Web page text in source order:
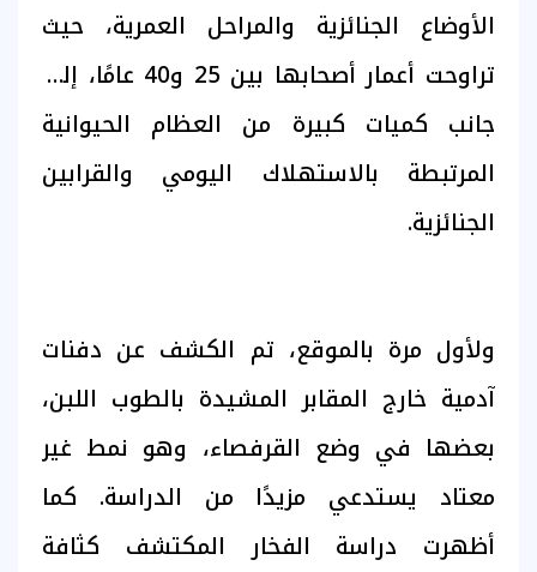
الأوضاع الجنائزية والمراحل العمرية، حيث
تراوحت أعمار أصحابها بين 25 و40 عامًا، إلى
جانب كميات كبيرة من العظام الحيوانية
المرتبطة بالاستهلاك اليومي والقرابين
الجنائزية.
ولأول مرة بالموقع، تم الكشف عن دفنات
آدمية خارج المقابر المشيدة بالطوب اللبن،
بعضها في وضع القرفصاء، وهو نمط غير
معتاد يستدعي مزيدًا من الدراسة. كما
أظهرت دراسة الفخار المكتشف كثافة